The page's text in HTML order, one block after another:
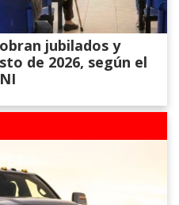
jubilados y
de 2026, según el